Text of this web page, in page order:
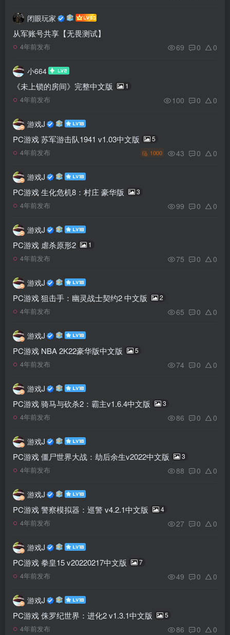
闭眼玩家
从军账号共享【无畏测试】
4年前发布 69 0 0
小664
《未上锁的房间》完整中文版 1
4年前发布 100 0 0
游戏J
PC游戏 苏军游击队1941 v1.03中文版 5
4年前发布 1000 43 0 0
游戏J
PC游戏 生化危机8：村庄 豪华版 3
4年前发布 99 0 0
游戏J
PC游戏 虐杀原形2 1
4年前发布 75 0 0
游戏J
PC游戏 狙击手：幽灵战士契约2 中文版 2
4年前发布 65 0 0
游戏J
PC游戏 NBA 2K22豪华版中文版 5
4年前发布 74 0 0
游戏J
PC游戏 骑马与砍杀2：霸主v1.6.4中文版 3
4年前发布 86 0 0
游戏J
PC游戏 僵尸世界大战：劫后余生v2022中文版 3
4年前发布 88 0 0
游戏J
PC游戏 警察模拟器：巡警 v4.2.1中文版 4
4年前发布 27 0 0
游戏J
PC游戏 拳皇15 v20220217中文版 7
4年前发布 49 0 0
游戏J
PC游戏 侏罗纪世界：进化2 v1.3.1中文版 5
4年前发布 86 0 0